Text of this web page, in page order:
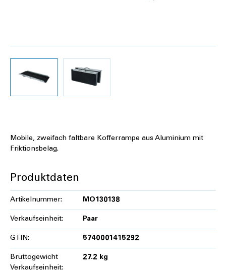
Mobile, zweifach faltbare Kofferrampe aus Aluminium mit
Friktionsbelag.
Produktdaten
Artikelnummer: MO130138
Verkaufseinheit: Paar
GTIN: 5740001415292
Bruttogewicht
Verkaufseinheit:
27.2 kg